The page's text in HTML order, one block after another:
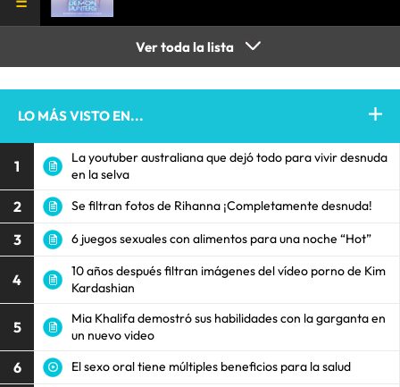
Ver toda la lista
LO MÁS VISTO EN...
1
La youtuber australiana que dejó todo para vivir desnuda
en la selva
2 Se filtran fotos de Rihanna ¡Completamente desnuda!
3 6 juegos sexuales con alimentos para una noche “Hot”
4
10 años después filtran imágenes del vídeo porno de Kim
Kardashian
5
Mia Khalifa demostró sus habilidades con la garganta en
un nuevo video
6 El sexo oral tiene múltiples beneficios para la salud